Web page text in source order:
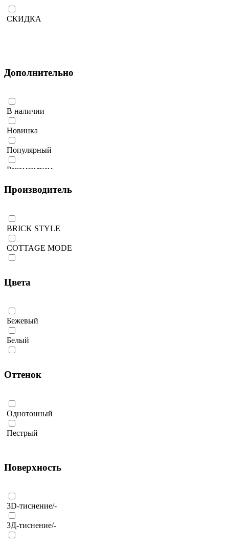
СКИДКА
Дополнительно
В наличии
Новинка
Популярный
Рекомендуем
Количество ограничено
Производитель
BRICK STYLE
COTTAGE MODE
EASYDECKING
NAUTIC PRIME
NEW DECK
NEXTWOOD
ГРАНД АРТ
Цвета
Бежевый
Белый
Серый
Соломенный
Терракотовый
Черный
Оттенок
Однотонный
Пестрый
Поверхность
3D-тиснение/-
3Д-тиснение/-